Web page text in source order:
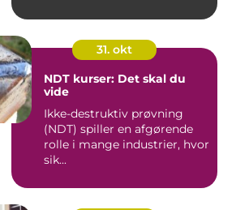
31. okt
NDT kurser: Det skal du
vide
Ikke-destruktiv prøvning
(NDT) spiller en afgørende
rolle i mange industrier, hvor
sik...